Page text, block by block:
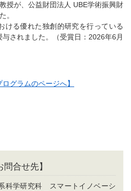
授が、公益財団法人 UBE学術振興財
。
る優れた独創的研究を行っている
されました。（受賞日：2026年6月
グラムのページへ】
問合せ先】
科学研究科 スマートイノベーシ